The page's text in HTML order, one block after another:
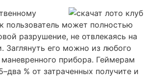
пользователь может полностью
разрушение, не отвлекаясь на
Заглянуть его можно из любого
прибора. Геймерам
% от затраченных получите и